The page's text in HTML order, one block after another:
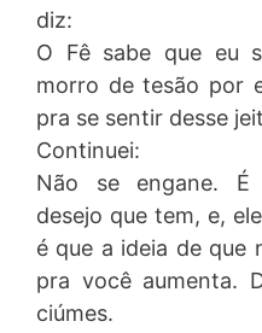
diz:
O Fê sabe que eu
morro de tesão por
pra se sentir desse
Continuei:
Não se engane. É
desejo que tem, e,
é que a ideia de que
pra você aumenta.
ciúmes.